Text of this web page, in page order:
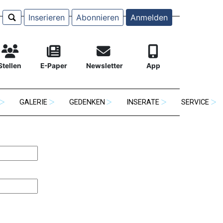
Inserieren Abonnieren Anmelden
E-Paper Newsletter App
GALERIE GEDENKEN INSERATE SERVICE